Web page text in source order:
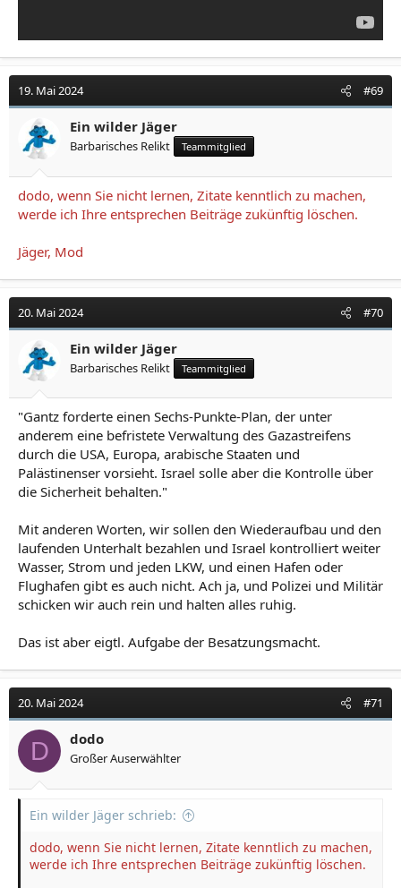
de.wikiquote.org
falls nicht gefälscht, durchaus präzise schätzung
19. Mai 2024 #69
Ein wilder Jäger
Barbarisches Relikt Teammitglied
dodo, wenn Sie nicht lernen, Zitate kenntlich zu machen,
werde ich Ihre entsprechen Beiträge zukünftig löschen.
Jäger, Mod
20. Mai 2024 #70
Ein wilder Jäger
Barbarisches Relikt Teammitglied
"Gantz forderte einen Sechs-Punkte-Plan, der unter
anderem eine befristete Verwaltung des Gazastreifens
durch die USA, Europa, arabische Staaten und
Palästinenser vorsieht. Israel solle aber die Kontrolle über
die Sicherheit behalten."
Mit anderen Worten, wir sollen den Wiederaufbau und den
laufenden Unterhalt bezahlen und Israel kontrolliert weiter
Wasser, Strom und jeden LKW, und einen Hafen oder
Flughafen gibt es auch nicht. Ach ja, und Polizei und Militär
schicken wir auch rein und halten alles ruhig.
Das ist aber eigtl. Aufgabe der Besatzungsmacht.
20. Mai 2024 #71
D dodo
Großer Auserwählter
Ein wilder Jäger schrieb:
dodo, wenn Sie nicht lernen, Zitate kenntlich zu machen,
werde ich Ihre entsprechen Beiträge zukünftig löschen.